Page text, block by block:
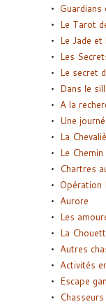
Guardians
Le Tarot
Le Jade et
Les
Le secret
Dans le
A la
Une
La
Le
Chartres
Opération
Aurore
Les
La
Autres
Activités
Escape